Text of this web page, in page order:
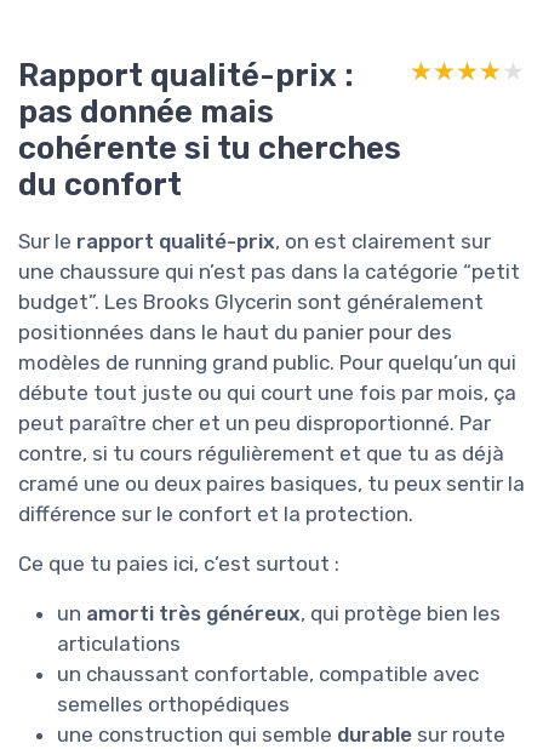
Rapport qualité-prix :
pas donnée mais
cohérente si tu cherches
du confort
★★★★★
★★★★★
Sur le rapport qualité-prix, on est clairement sur
une chaussure qui n’est pas dans la catégorie “petit
budget”. Les Brooks Glycerin sont généralement
positionnées dans le haut du panier pour des
modèles de running grand public. Pour quelqu’un qui
débute tout juste ou qui court une fois par mois, ça
peut paraître cher et un peu disproportionné. Par
contre, si tu cours régulièrement et que tu as déjà
cramé une ou deux paires basiques, tu peux sentir la
différence sur le confort et la protection.
Ce que tu paies ici, c’est surtout :
un amorti très généreux, qui protège bien les
articulations
un chaussant confortable, compatible avec
semelles orthopédiques
une construction qui semble durable sur route